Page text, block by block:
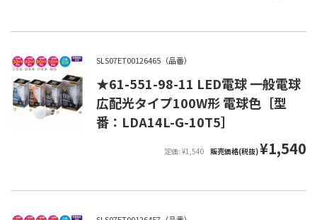
SLS07ET00126465（品番）
★61-551-98-11 LED電球 一般電球
広配光タイプ100W形 電球色［型
番：LDA14L-G-10T5］
定価: ¥1,540 販売価格(税抜)¥1,540